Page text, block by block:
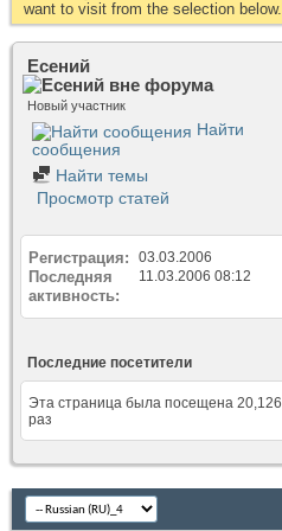
want to visit from the selection below.
Есений
Новый участник
Найти
сообщения
Найти темы
Просмотр статей
Регистрация 03.03.2006
Последняя
активность
11.03.2006 08:12
Последние посетители
Эта страница была посещена 20,126
раз